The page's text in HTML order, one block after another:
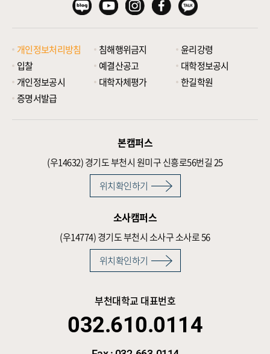
개인정보처리방침 침해행위금지
윤리강령
입찰
예결산공고
대학정보공시
개인정보공시
대학자체평가
한길학원
증명서발급
본캠퍼스
(우14632)경기도 부천시 원미구 신흥로56번길 25
위치확인하기
소사캠퍼스
(우14774)경기도 부천시 소사구 소사로 56
위치확인하기
부천대학교 대표번호
032.610.0114